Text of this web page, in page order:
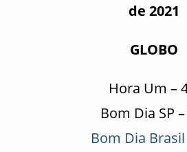
de 2021
GLOBO
Hora Um –
Bom Dia SP –
Bom Dia Brasil